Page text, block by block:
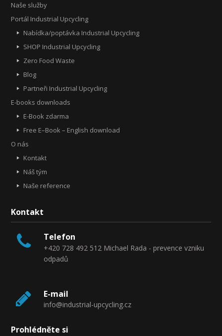
Naše služby
Portál Industrial Upcycling
Nabídka/poptávka Industrial Upcycling
SHOP Industrial Upcycling
Zero Food Waste
Blog
Partneři Industrial Upcycling
E-books downloads
E-Book zdarma
Free E–Book – English download
O nás
Kontakt
Náš tým
Naše reference
Kontakt
Telefon
+420 728 492 512 Michael Rada - prevence vzniku
odpadů
E-mail
info@industrial-upcycling.cz
Prohlédněte si